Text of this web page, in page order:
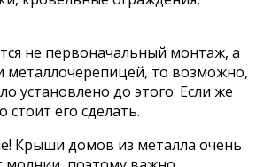
не первоначальный монтаж, а
то возможно,
установлено до этого. Если же
стоит его сделать.
Крыши домов из металла очень